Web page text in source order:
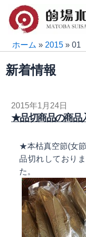
ッ
ホーム » 2015 » 01
新着情報
2015年1月24日
★品切商品の商品
★本枯真空節(女節
品切れしており
た。